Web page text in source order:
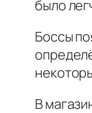
было
Боссы
В